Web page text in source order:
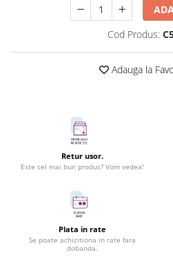
Cod Produs:
Adauga la
Retur usor.
Este cel mai bun produs? Vom vedea!
Plata in rate
Se poate achizitiona in rate fara
dobanda.